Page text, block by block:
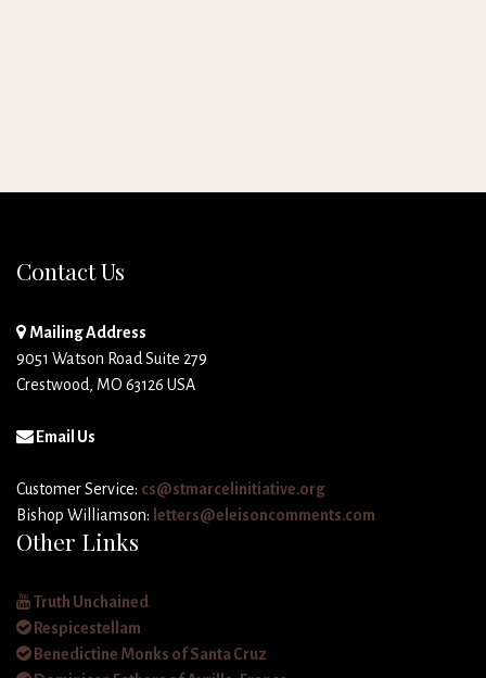
Contact Us
Mailing Address
9051 Watson Road Suite 279
Crestwood, MO 63126 USA
Email Us
Customer Service: cs@stmarcelinitiative.org
Bishop Williamson: letters@eleisoncomments.com
Other Links
Truth Unchained
Respicestellam
Benedictine Monks of Santa Cruz